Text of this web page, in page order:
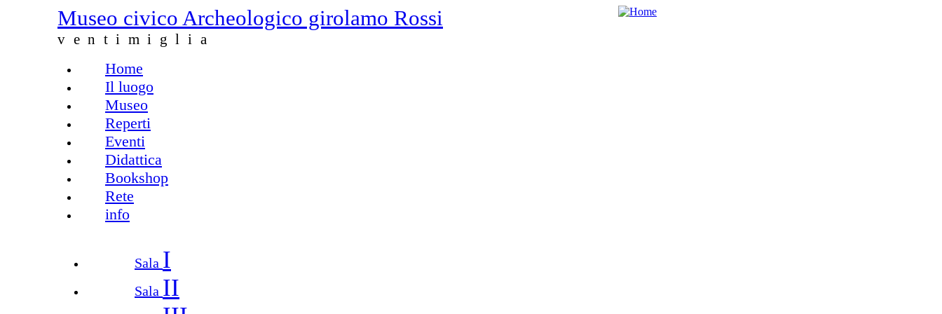
Salta al contenuto principale
Museo civico Archeologico girolamo Rossi
ventimiglia
Menu principale
Home
Il luogo
Museo
Reperti
Eventi
Didattica
Bookshop
Rete
info
Sala I
Sala II